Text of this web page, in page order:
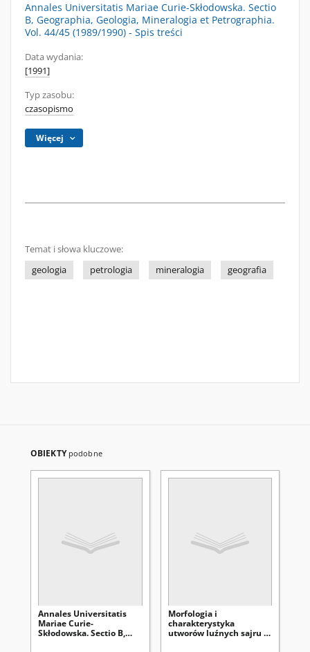
Annales Universitatis Mariae Curie-Skłodowska. Sectio
B, Geographia, Geologia, Mineralogia et Petrographia.
Vol. 44/45 (1989/1990) - Spis treści
Data wydania:
[1991]
Typ zasobu:
czasopismo
Więcej
Temat i słowa kluczowe:
geologia
petrologia mineralogia geografia
OBIEKTY podobne
Annales Universitatis
Mariae Curie-
Skłodowska. Sectio B,
Morfologia i
charakterystyka
utworów luźnych sajru w